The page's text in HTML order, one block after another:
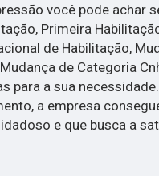
você pode achar
Primeira
de Habilitação,
de Categoria
para a sua
a empresa
e que busca a